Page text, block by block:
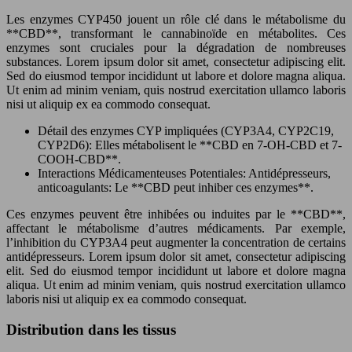
Les enzymes CYP450 jouent un rôle clé dans le métabolisme du
**CBD**, transformant le cannabinoïde en métabolites. Ces
enzymes sont cruciales pour la dégradation de nombreuses
substances. Lorem ipsum dolor sit amet, consectetur adipiscing elit.
Sed do eiusmod tempor incididunt ut labore et dolore magna aliqua.
Ut enim ad minim veniam, quis nostrud exercitation ullamco laboris
nisi ut aliquip ex ea commodo consequat.
Détail des enzymes CYP impliquées (CYP3A4, CYP2C19,
CYP2D6): Elles métabolisent le **CBD en 7-OH-CBD et 7-
COOH-CBD**.
Interactions Médicamenteuses Potentiales: Antidépresseurs,
anticoagulants: Le **CBD peut inhiber ces enzymes**.
Ces enzymes peuvent être inhibées ou induites par le **CBD**,
affectant le métabolisme d’autres médicaments. Par exemple,
l’inhibition du CYP3A4 peut augmenter la concentration de certains
antidépresseurs. Lorem ipsum dolor sit amet, consectetur adipiscing
elit. Sed do eiusmod tempor incididunt ut labore et dolore magna
aliqua. Ut enim ad minim veniam, quis nostrud exercitation ullamco
laboris nisi ut aliquip ex ea commodo consequat.
Distribution dans les tissus